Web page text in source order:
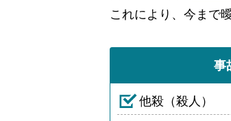
これにより、今まで
事
他殺（殺人）